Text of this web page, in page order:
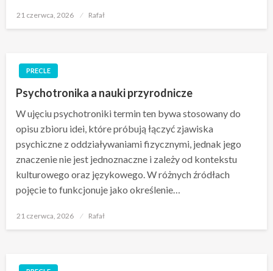
Opublikowane
21 czerwca, 2026 Rafał
PRECLE
Psychotronika a nauki przyrodnicze
W ujęciu psychotroniki termin ten bywa stosowany do
opisu zbioru idei, które próbują łączyć zjawiska
psychiczne z oddziaływaniami fizycznymi, jednak jego
znaczenie nie jest jednoznaczne i zależy od kontekstu
kulturowego oraz językowego. W różnych źródłach
pojęcie to funkcjonuje jako określenie…
Opublikowane
21 czerwca, 2026 Rafał